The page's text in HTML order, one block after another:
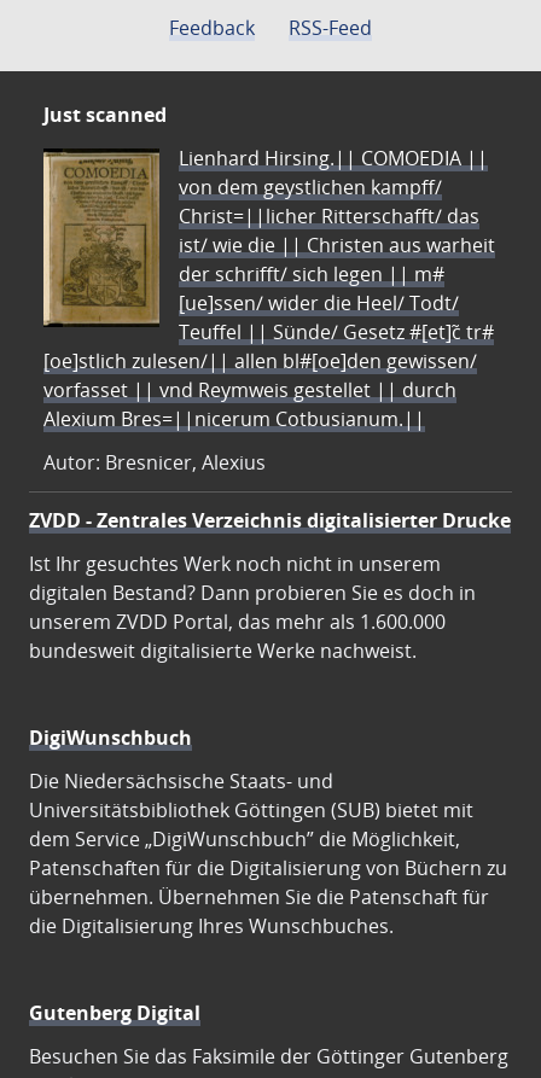
Feedback
RSS-Feed
Just scanned
Lienhard Hirsing.|| COMOEDIA ||
von dem geystlichen kampff/
Christ=||licher Ritterschafft/ das
ist/ wie die || Christen aus warheit
der schrifft/ sich legen || m#
[ue]ssen/ wider die Heel/ Todt/
Teuffel || Sünde/ Gesetz #[et]c̃ tr#
[oe]stlich zulesen/|| allen bl#[oe]den gewissen/
vorfasset || vnd Reymweis gestellet || durch
Alexium Bres=||nicerum Cotbusianum.||
Autor: Bresnicer, Alexius
ZVDD - Zentrales Verzeichnis digitalisierter Drucke
Ist Ihr gesuchtes Werk noch nicht in unserem
digitalen Bestand? Dann probieren Sie es doch in
unserem ZVDD Portal, das mehr als 1.600.000
bundesweit digitalisierte Werke nachweist.
DigiWunschbuch
Die Niedersächsische Staats- und
Universitätsbibliothek Göttingen (SUB) bietet mit
dem Service „DigiWunschbuch” die Möglichkeit,
Patenschaften für die Digitalisierung von Büchern zu
übernehmen. Übernehmen Sie die Patenschaft für
die Digitalisierung Ihres Wunschbuches.
Gutenberg Digital
Besuchen Sie das Faksimile der Göttinger Gutenberg